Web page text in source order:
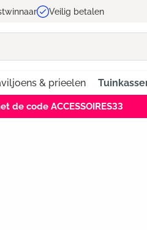
Veilig betalen
& prieelen
de code ACCESSOIRES33